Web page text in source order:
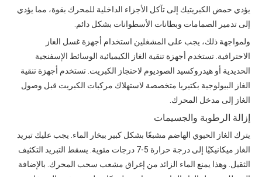
يؤدي حمض الكبريتيك إلى تآكل الأجزاء الداخلية للمحرك بقوة، مما يؤدي
إلى تدمير الصمامات وبطانات الأسطوانات بشكل دائم.
ولمواجهة ذلك، يجب على المشغلين استخدام أجهزة غسل الغاز
الاحترافية. تستخدم أجهزة تنقية الغاز الكيميائية الوسائط الإسفنجية
الحديدية أو هيدروكسيد الصوديوم لاحتجاز الكبريت. تستخدم أجهزة تنقية
الغاز البيولوجية بكتيريا متخصصة لاستهلاك مركبات الكبريت قبل وصول
الغاز إلى مدخل المحرك.
إزالة الرطوبة والجسيمات
يترك الغاز الحيوي الهاضم مشبعًا بشكل كبير ببخار الماء. يجب عليك تبريد
الغاز ميكانيكيًا إلى درجة حرارة 5-7 درجات مئوية. يسقط التبريد التكثيف
الثقيل. وهذا يمنع الماء الزائد من إغراق مشعب سحب المحرك. بالإضافة